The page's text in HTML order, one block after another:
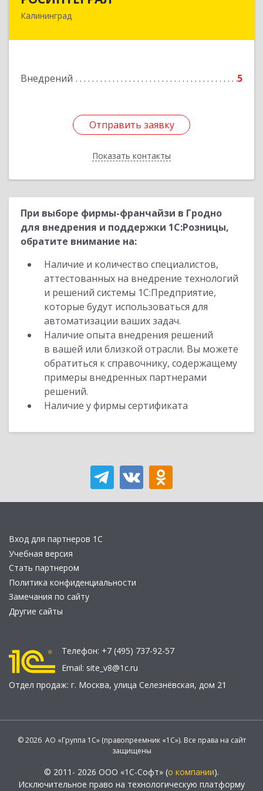
Калининград
Внедрений 5
Отправить заявку
Показать контакты
236016, Калининградская обл, Калининград г,
Отправить заявку
Назад
При выборе фирмы-франчайзи в Гродно
для внедрения и поддержки 1С:Розницы,
обратите внимание на:
Наличие и количество специалистов,
аттестованных на внедрение технологий
и решений системы 1С:Предприятие,
которые будут использоваться для
автоматизации ваших задач.
Наличие опыта внедрения решений
в вашей или близкой отрасли. Вы можете
обратиться к справочнику, содержащему
примеры внедренных партнерами
решений.
Наличие у фирмы сертификата
Вход для партнеров 1С
Учебная версия
Стать партнером
Политика конфиденциальности
Замечания по сайту
Другие сайты
Телефон: +7 (495) 737-92-57
Email: site_v8@1c.ru
Отдел продаж: г. Москва, улица Селезнёвская, дом 21
© 2026 АО «Группа 1С» (правопреемник «1С»). Все права на сайт
защищены
© 2011- 2026 ООО «1С-Софт» (о компании).
Исключительное право на технологическую платформу